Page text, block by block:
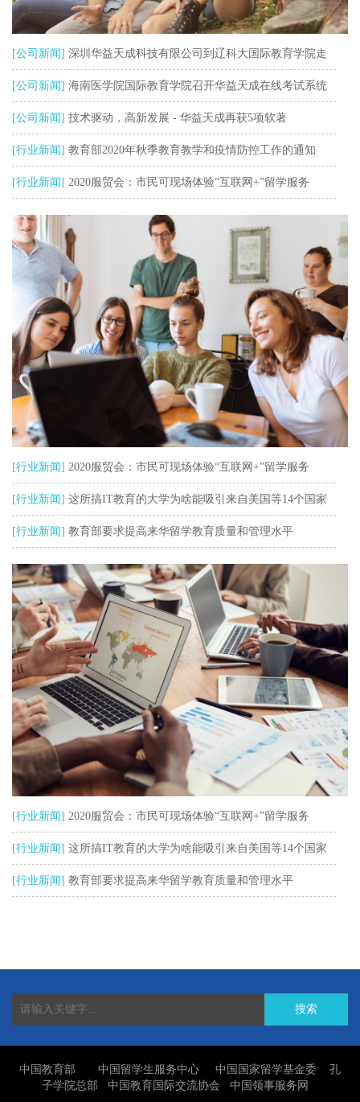
[公司新闻] 深圳华益天成科技有限公司到辽科大国际教育学院走
访调研
[公司新闻] 海南医学院国际教育学院召开华益天成在线考试系统
研讨会
[公司新闻] 技术驱动，高新发展 - 华益天成再获5项软著
[行业新闻] 教育部2020年秋季教育教学和疫情防控工作的通知
[行业新闻] 2020服贸会：市民可现场体验“互联网+”留学服务
[行业新闻] 2020服贸会：市民可现场体验“互联网+”留学服务
[行业新闻] 这所搞IT教育的大学为啥能吸引来自美国等14个国家
3300余名留学生
[行业新闻] 教育部要求提高来华留学教育质量和管理水平
[行业新闻] 2020服贸会：市民可现场体验“互联网+”留学服务
[行业新闻] 这所搞IT教育的大学为啥能吸引来自美国等14个国家
3300余名留学生
[行业新闻] 教育部要求提高来华留学教育质量和管理水平
搜索
中国教育部 中国留学生服务中心 中国国家留学基金委
孔
子学院总部
中国教育国际交流协会 中国领事服务网